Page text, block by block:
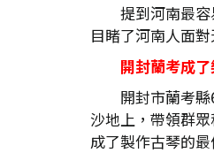
提到河南最
目睹了河南人面
開封蘭考成
開封市蘭考
沙地上，帶領群
成了製作古琴的